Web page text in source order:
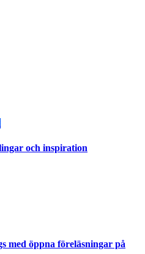
och inspiration
med öppna föreläsningar på